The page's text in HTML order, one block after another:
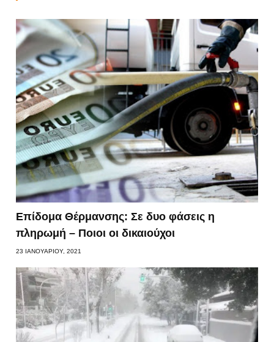
Επίδομα Θέρμανσης: Σε δυο φάσεις η
πληρωμή – Ποιοι οι δικαιούχοι
23 ΙΑΝΟΥΑΡΊΟΥ, 2021